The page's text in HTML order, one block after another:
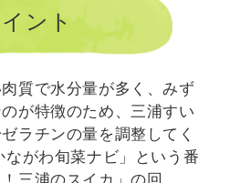
ント
質で水分量が多く、みず
が特徴のため、三浦すい
ラチンの量を調整してく
がわ旬菜ナビ」という番